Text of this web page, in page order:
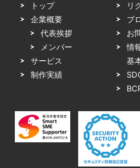
トップ
企業概要
代表挨拶
メンバー
サービス
制作実績
リ
ブ
お
情
基